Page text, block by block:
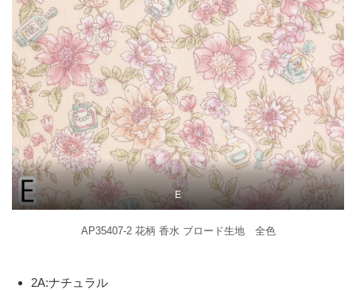
E
AP35407-2 花柄 香水 ブロード生地 全色
2A:ナチュラル